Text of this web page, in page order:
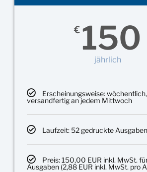
€ 150
jährlich
Erscheinungsweise: wöchentlich,
versandfertig an jedem Mittwoch
Laufzeit: 52 gedruckte Ausgaben
Preis: 150,00 EUR inkl. MwSt.
Ausgaben (2,88 EUR inkl. MwSt. pro